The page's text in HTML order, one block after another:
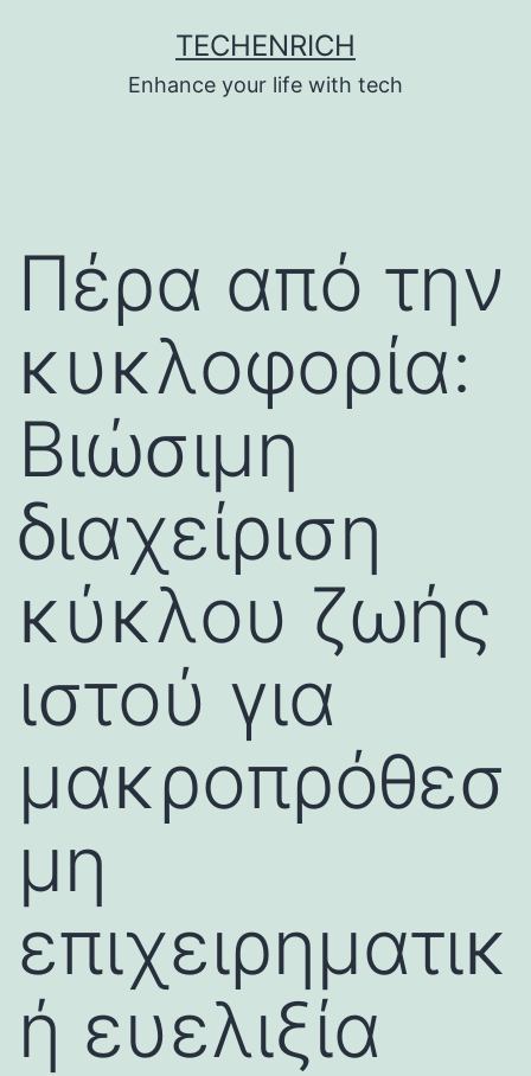
TECHENRICH
Enhance your life with tech
Πέρα από την
κυκλοφορία:
Βιώσιμη
διαχείριση
κύκλου ζωής
ιστού για
μακροπρόθεσ
μη
επιχειρηματικ
ή ευελιξία